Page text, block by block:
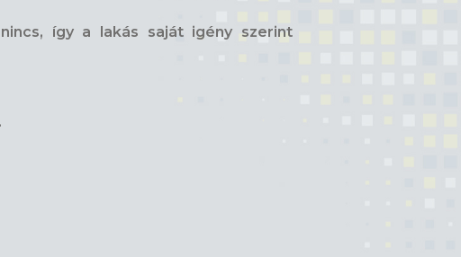
így a lakás saját igény szerint